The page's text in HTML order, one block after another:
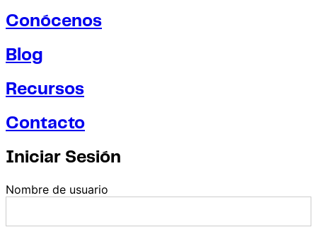
Conócenos
Blog
Recursos
Contacto
Iniciar Sesión
Nombre de usuario